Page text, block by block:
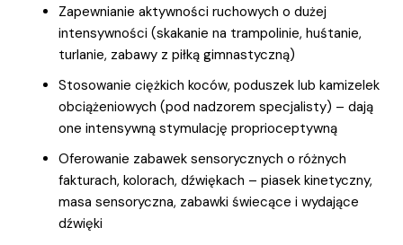
Zapewnianie aktywności ruchowych o dużej
intensywności (skakanie na trampolinie, huśtanie,
turlanie, zabawy z piłką gimnastyczną)
Stosowanie ciężkich koców, poduszek lub kamizelek
obciążeniowych (pod nadzorem specjalisty) – dają
one intensywną stymulację proprioceptywną
Oferowanie zabawek sensorycznych o różnych
fakturach, kolorach, dźwiękach – piasek kinetyczny,
masa sensoryczna, zabawki świecące i wydające
dźwięki